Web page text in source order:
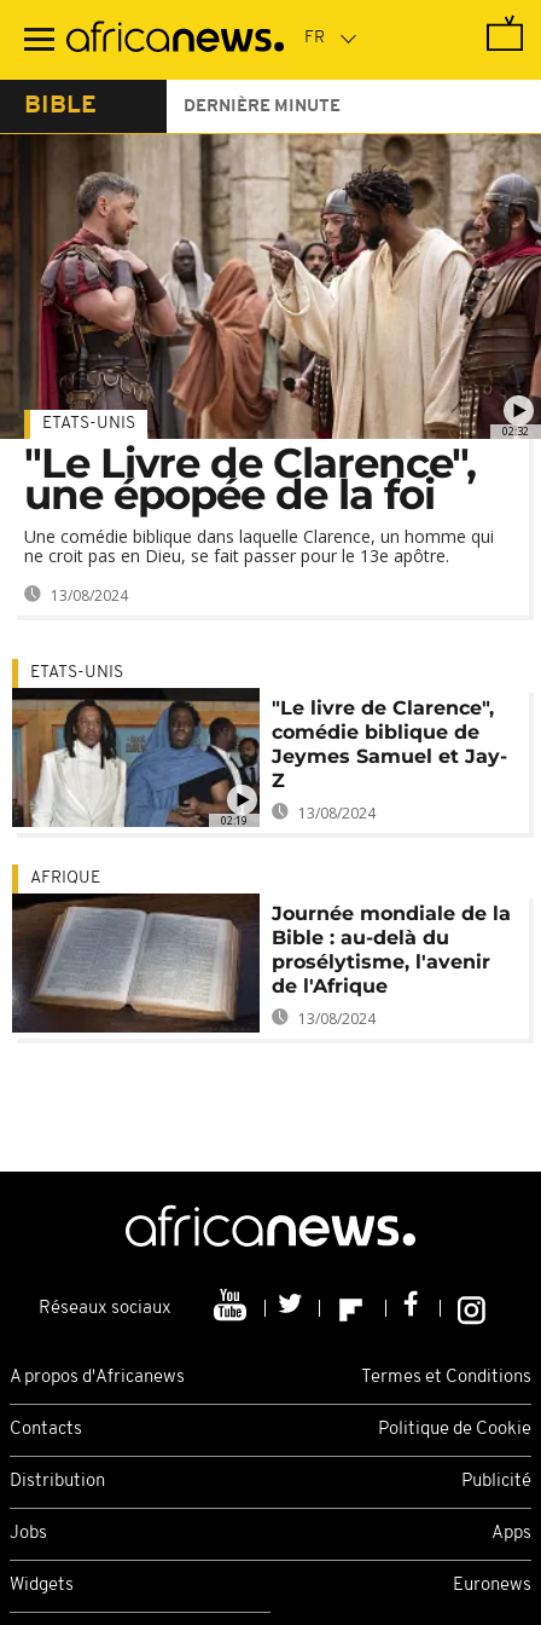
contenu
BIBLE DERNIÈRE MINUTE
02:32
ETATS-UNIS
"Le Livre de Clarence",
une épopée de la foi
Une comédie biblique dans laquelle Clarence, un homme qui
ne croit pas en Dieu, se fait passer pour le 13e apôtre.
13/08/2024
02:19
ETATS-UNIS
"Le livre de Clarence",
comédie biblique de
Jeymes Samuel et Jay-
Z
13/08/2024
AFRIQUE
Journée mondiale de la
Bible : au-delà du
prosélytisme, l'avenir
de l'Afrique
13/08/2024
Réseaux sociaux
A propos d'Africanews Termes et Conditions
Contacts Politique de Cookie
Distribution Publicité
Jobs Apps
Widgets Euronews